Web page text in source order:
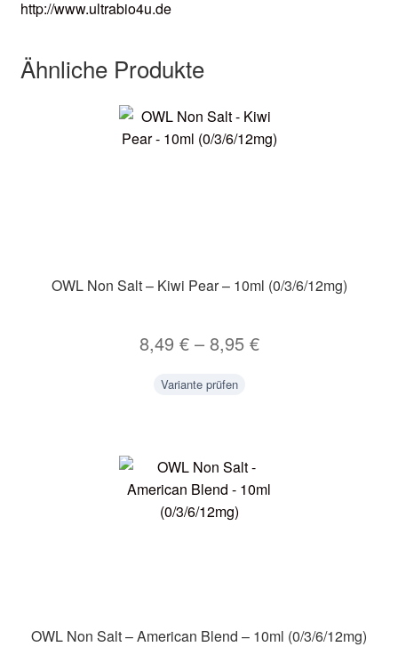
http://www.ultrabio4u.de
Ähnliche Produkte
OWL Non Salt – Kiwi Pear – 10ml (0/3/6/12mg)
8,49 €– 8,95 €
Variante prüfen
OWL Non Salt – American Blend – 10ml (0/3/6/12mg)